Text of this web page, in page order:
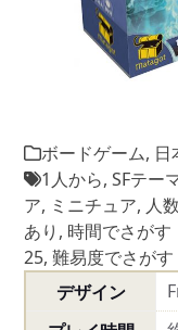
ボードゲーム, 日
1人から,SFテー
ア, ミニチュア, 人
あり , 時間でさがす
25,難易度でさ
デザイン